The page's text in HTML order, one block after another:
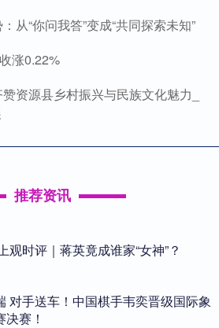
从“你问我答”变成“共同探索未知”
涨0.22%
资源县乡村振兴与民族文化魅力_
推荐资讯
观时评｜蒋英竟成谁家“女神”？
对手送车！中国棋手韦奕晋级国际象
赛！